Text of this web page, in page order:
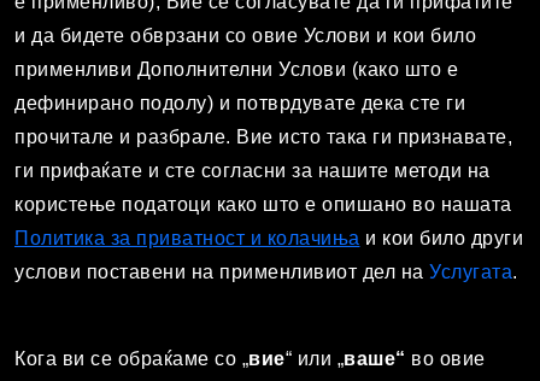
и да бидете обврзани со овие Услови и кои било
применливи Дополнителни Услови (како што е
дефинирано подолу) и потврдувате дека сте ги
прочитале и разбрале. Вие исто така ги признавате,
ги прифаќате и сте согласни за нашите методи на
користење податоци како што е опишано во нашата
Политика за приватност и колачиња и кои било други
услови поставени на применливиот дел на Услугата.
Кога ви се обраќаме со „вие“ или „ваше“ во овие